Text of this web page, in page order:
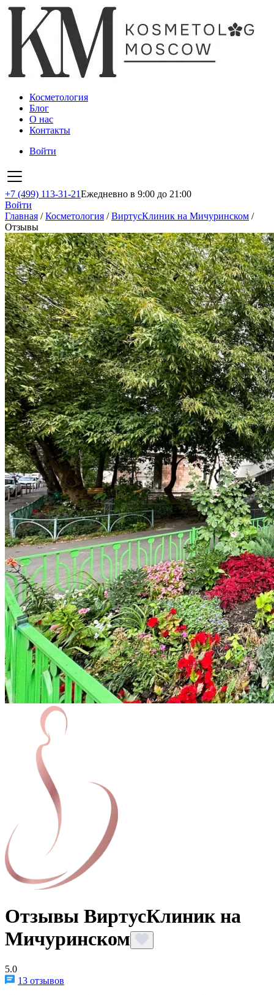
Косметология
Блог
О нас
Контакты
Войти
+7 (499) 113-31-21Ежедневно в 9:00 до 21:00
Войти
Главная /Косметология /ВиртусКлиник на Мичуринском /
Отзывы
Отзывы ВиртусКлиник на
Мичуринском
5.0
13 отзывов